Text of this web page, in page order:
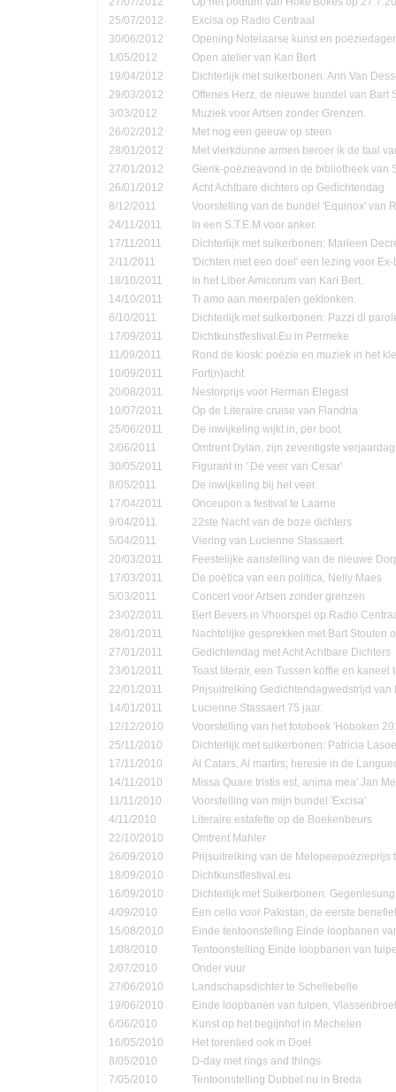
25/07/2012
Excisa op Radio Centraal
30/06/2012
Opening Notelaarse kunst en
1/05/2012
Open atelier van Kari Bert
19/04/2012
Dichterlijk met suikerbonen: Ann Van
29/03/2012
Offenes Herz, de nieuwe bundel van Bart
3/03/2012
Muziek voor Artsen zonder Grenzen.
26/02/2012
Met nog een geeuw op steen
28/01/2012
Met vlerkdunne armen beroer ik de taal
27/01/2012
Gierik-poëzieavond in de bibliotheek van
26/01/2012
Acht Achtbare dichters op Gedichtendag
8/12/2011
Voorstelling van de bundel 'Equinox' van
24/11/2011
In een S.T.E.M voor anker.
17/11/2011
Dichterlijk met suikerbonen: Marleen
2/11/2011
'Dichten met een doel' een lezing voor
18/10/2011
In het Liber Amicorum van Kari Bert.
14/10/2011
Ti amo aan meerpalen geklonken.
6/10/2011
Dichterlijk met suikerbonen: Pazzi di
17/09/2011
Dichtkunstfestival.Eu in Permeke
11/09/2011
Rond de kiosk: poëzie en muziek in het
10/09/2011
Fort(n)acht
20/08/2011
Nestorprijs voor Herman Elegast
10/07/2011
Op de Literaire cruise van Flandria
25/06/2011
De inwijkeling wijkt in, per boot.
2/06/2011
Omtrent Dylan, zijn zeventigste verjaardag
30/05/2011
Figurant in ' De veer van Cesar'
8/05/2011
De inwijkeling bij het veer.
17/04/2011
Onceupon a festival te Laarne
9/04/2011
22ste Nacht van de boze dichters
5/04/2011
Viering van Lucienne Stassaert.
20/03/2011
Feestelijke aanstelling van de nieuwe
17/03/2011
De poëtica van een politica, Nelly Maes
5/03/2011
Concert voor Artsen zonder grenzen
23/02/2011
Bert Bevers in Vhoorspel op Radio
28/01/2011
Nachtelijke gesprekken met Bart Stouten
27/01/2011
Gedichtendag met Acht Achtbare Dichters
23/01/2011
Toast literair, een Tussen koffie en kaneel
22/01/2011
Prijsuitreiking Gedichtendagwedstrijd van
14/01/2011
Lucienne Stassaert 75 jaar.
12/12/2010
Voorstelling van het fotoboek 'Hoboken
25/11/2010
Dichterlijk met suikerbonen: Patricia
17/11/2010
Al Catars, Al martirs; heresie in de
14/11/2010
Missa Quare tristis est, anima mea' Jan
11/11/2010
Voorstelling van mijn bundel 'Excisa'
4/11/2010
Literaire estafette op de Boekenbeurs
22/10/2010
Omtrent Mahler
26/09/2010
Prijsuitreiking van de Melopeepoëzieprijs
18/09/2010
Dichtkunstfestival.eu
16/09/2010
Dichterlijk met Suikerbonen:
4/09/2010
Een cello voor Pakistan, de eerste
15/08/2010
Einde tentoonstelling Einde loopbanen
1/08/2010
Tentoonstelling Einde loopbanen van
2/07/2010
Onder vuur
27/06/2010
Landschapsdichter te Schellebelle
19/06/2010
Einde loopbanen van tulpen,
6/06/2010
Kunst op het begijnhof in Mechelen
16/05/2010
Het torenlied ook in Doel
8/05/2010
D-day met rings and things
7/05/2010
Tentoonstelling Dubbel nu in Breda